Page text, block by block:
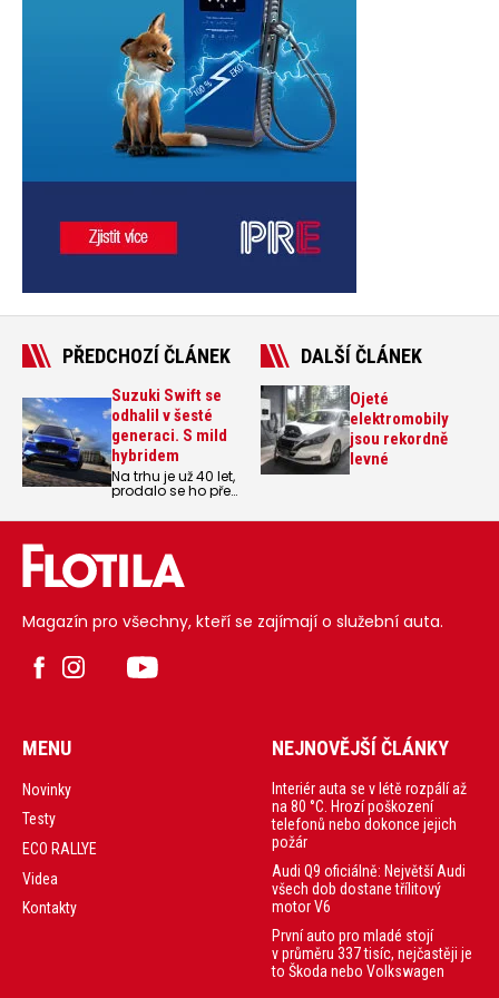
PŘEDCHOZÍ ČLÁNEK
Suzuki Swift se
odhalil v šesté
generaci. S mild
hybridem
Na trhu je už 40 let,
prodalo se ho přes
teď je tady v nové
DALŠÍ ČLÁNEK
Ojeté
elektromobily
jsou rekordně
levné
Magazín pro všechny, kteří se zajímají o služební auta.
MENU
Novinky
Testy
ECO RALLYE
Videa
Kontakty
NEJNOVĚJŠÍ ČLÁNKY
Interiér auta se v létě rozpálí až
na 80 °C. Hrozí poškození
telefonů nebo dokonce jejich
požár
Audi Q9 oficiálně: Největší Audi
všech dob dostane třílitový
motor V6
První auto pro mladé stojí
v průměru 337 tisíc, nejčastěji je
to Škoda nebo Volkswagen